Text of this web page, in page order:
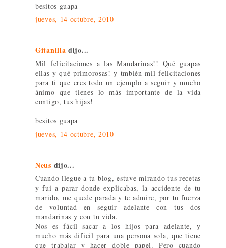
besitos guapa
jueves, 14 octubre, 2010
Gitanilla dijo...
Mil felicitaciones a las Mandarinas!! Qué guapas
ellas y qué primorosas! y tmbién mil felicitaciones
para ti que eres todo un ejemplo a seguir y mucho
ánimo que tienes lo más importante de la vida
contigo, tus hijas!
besitos guapa
jueves, 14 octubre, 2010
Neus dijo...
Cuando llegue a tu blog, estuve mirando tus recetas
y fui a parar donde explicabas, la accidente de tu
marido, me quede parada y te admire, por tu fuerza
de voluntad en seguir adelante con tus dos
mandarinas y con tu vida.
Nos es fácil sacar a los hijos para adelante, y
mucho más dificil para una persona sola, que tiene
que trabajar y hacer doble papel. Pero cuando